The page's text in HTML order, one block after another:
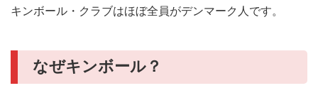
キンボール・クラブはほぼ全員がデンマーク人です。
なぜキンボール？